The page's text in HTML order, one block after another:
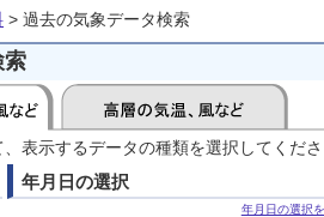
> 過去の気象データ検索
索
表示するデータの種類を選択してくだ
年月日の選択
年月日の選択